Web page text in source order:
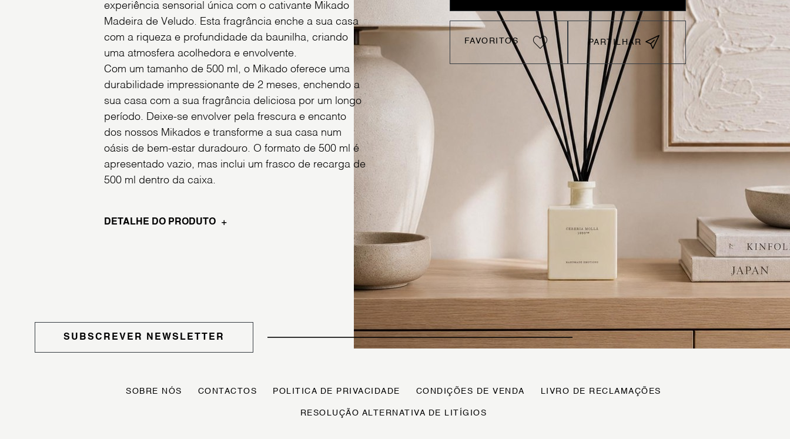
experiência sensorial única com o cativante Mikado
Madeira de Veludo. Esta fragrância enche a sua casa
com a riqueza e profundidade da baunilha, criando
uma atmosfera acolhedora e envolvente.
Com um tamanho de 500 ml, o Mikado oferece uma
durabilidade impressionante de 2 meses, enchendo a
sua casa com a sua fragrância deliciosa por um longo
período. Deixe-se envolver pela frescura e encanto
dos nossos Mikados e transforme a sua casa num
oásis de bem-estar duradouro. O formato de 500 ml é
apresentado vazio, mas inclui um frasco de recarga de
500 ml dentro da caixa.
DETALHE DO PRODUTO
FAVORITOS PARTILHAR
SUBSCREVER NEWSLETTER
SOBRE NÓS CONTACTOS POLITICA DE PRIVACIDADE CONDIÇÕES DE VENDA LIVRO DE RECLAMAÇÕES
RESOLUÇÃO ALTERNATIVA DE LITÍGIOS